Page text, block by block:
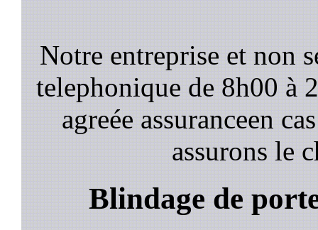
Notre entreprise et non
telephonique de 8h00 à
agreée assuranceen
assurons le
Blindage de